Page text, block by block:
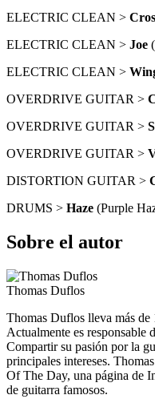
ELECTRIC CLEAN >
ELECTRIC CLEAN > Joe
ELECTRIC CLEAN >
OVERDRIVE GUITAR >
OVERDRIVE GUITAR >
OVERDRIVE GUITAR >
DISTORTION GUITAR >
DRUMS > Haze (Purple
Sobre el autor
Thomas Duflos
Thomas Duflos lleva más de
Actualmente es responsable
Compartir su pasión por la
principales intereses.
Of The Day, una página de
de guitarra famosos.